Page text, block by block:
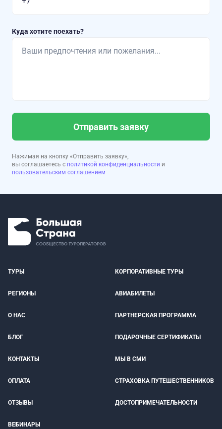
Куда хотите поехать?
Отправить заявку
Нажимая на кнопку «Отправить заявку»,
вы соглашаетесь с политикой конфиденциальности и
пользовательским соглашением
ТУРЫ КОРПОРАТИВНЫЕ ТУРЫ
РЕГИОНЫ АВИАБИЛЕТЫ
О НАС ПАРТНЕРСКАЯ ПРОГРАММА
БЛОГ ПОДАРОЧНЫЕ СЕРТИФИКАТЫ
КОНТАКТЫ МЫ В СМИ
ОПЛАТА СТРАХОВКА ПУТЕШЕСТВЕННИКОВ
ОТЗЫВЫ ДОСТОПРИМЕЧАТЕЛЬНОСТИ
ВЕБИНАРЫ